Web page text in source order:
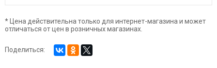
* Цена действительна только для интернет-магазина и может
отличаться от цен в розничных магазинах.
Поделиться: